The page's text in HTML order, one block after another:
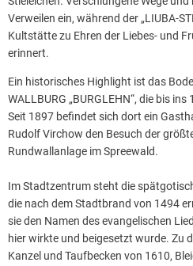
Verweilen ein, während der „LIUBA-
Kultstätte zu Ehren der Liebes- und
erinnert.
Ein historisches Highlight ist das
WALLBURG „BURGLEHN“, die bis
Seit 1897 befindet sich dort ein
Rudolf Virchow den Besuch der
Rundwallanlage im Spreewald.
Im Stadtzentrum steht die
die nach dem Stadtbrand von 1494
sie den Namen des evangelischen
hier wirkte und beigesetzt wurde. Zu
Kanzel und Taufbecken von 1610,